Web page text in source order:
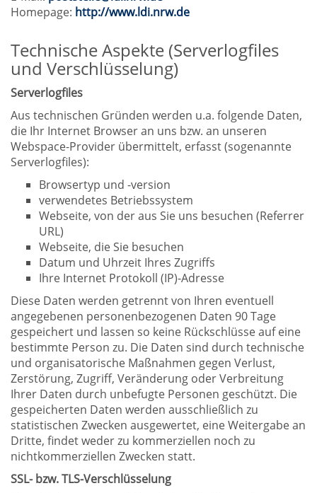
Homepage: http://www.ldi.nrw.de
Technische Aspekte (Serverlogfiles
und Verschlüsselung)
Serverlogfiles
Aus technischen Gründen werden u.a. folgende Daten,
die Ihr Internet Browser an uns bzw. an unseren
Webspace-Provider übermittelt, erfasst (sogenannte
Serverlogfiles):
Browsertyp und -version
verwendetes Betriebssystem
Webseite, von der aus Sie uns besuchen (Referrer
URL)
Webseite, die Sie besuchen
Datum und Uhrzeit Ihres Zugriffs
Ihre Internet Protokoll (IP)-Adresse
Diese Daten werden getrennt von Ihren eventuell
angegebenen personenbezogenen Daten 90 Tage
gespeichert und lassen so keine Rückschlüsse auf eine
bestimmte Person zu. Die Daten sind durch technische
und organisatorische Maßnahmen gegen Verlust,
Zerstörung, Zugriff, Veränderung oder Verbreitung
Ihrer Daten durch unbefugte Personen geschützt. Die
gespeicherten Daten werden ausschließlich zu
statistischen Zwecken ausgewertet, eine Weitergabe an
Dritte, findet weder zu kommerziellen noch zu
nichtkommerziellen Zwecken statt.
SSL- bzw. TLS-Verschlüsselung